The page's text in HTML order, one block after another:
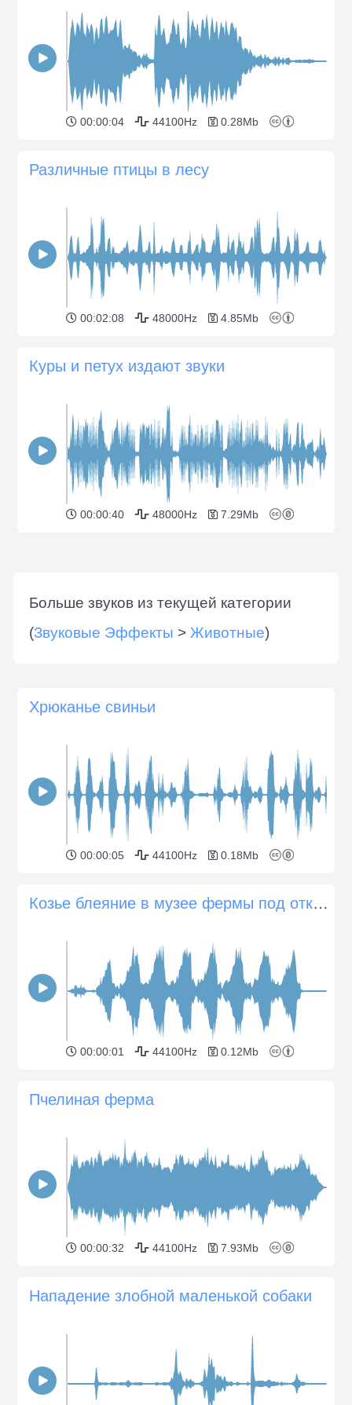
00:00:04 44100Hz 0.28Mb
Различные птицы в лесу
00:02:08 48000Hz 4.85Mb
Куры и петух издают звуки
00:00:40 48000Hz 7.29Mb
Больше звуков из текущей категории
(Звуковые Эффекты > Животные)
Хрюканье свиньи
00:00:05 44100Hz 0.18Mb
Козье блеяние в музее фермы под открытым небом
00:00:01 44100Hz 0.12Mb
Пчелиная ферма
00:00:32 44100Hz 7.93Mb
Нападение злобной маленькой собаки